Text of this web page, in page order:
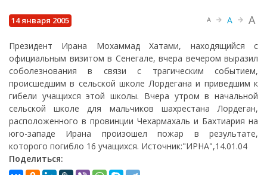
14 января 2005 A A A
Президент Ирана Мохаммад Хатами, находящийся с
официальным визитом в Сенегале, вчера вечером выразил
соболезнования в связи с трагическим событием,
происшедшим в сельской школе Лордегана и приведшим к
гибели учащихся этой школы. Вчера утром в начальной
сельской школе для мальчиков шахрестана Лордеган,
расположенного в провинции Чехармахаль и Бахтиария на
юго-западе Ирана произошел пожар в результате,
которого погибло 16 учащихся. Источник:"ИРНА",14.01.04
Поделиться: